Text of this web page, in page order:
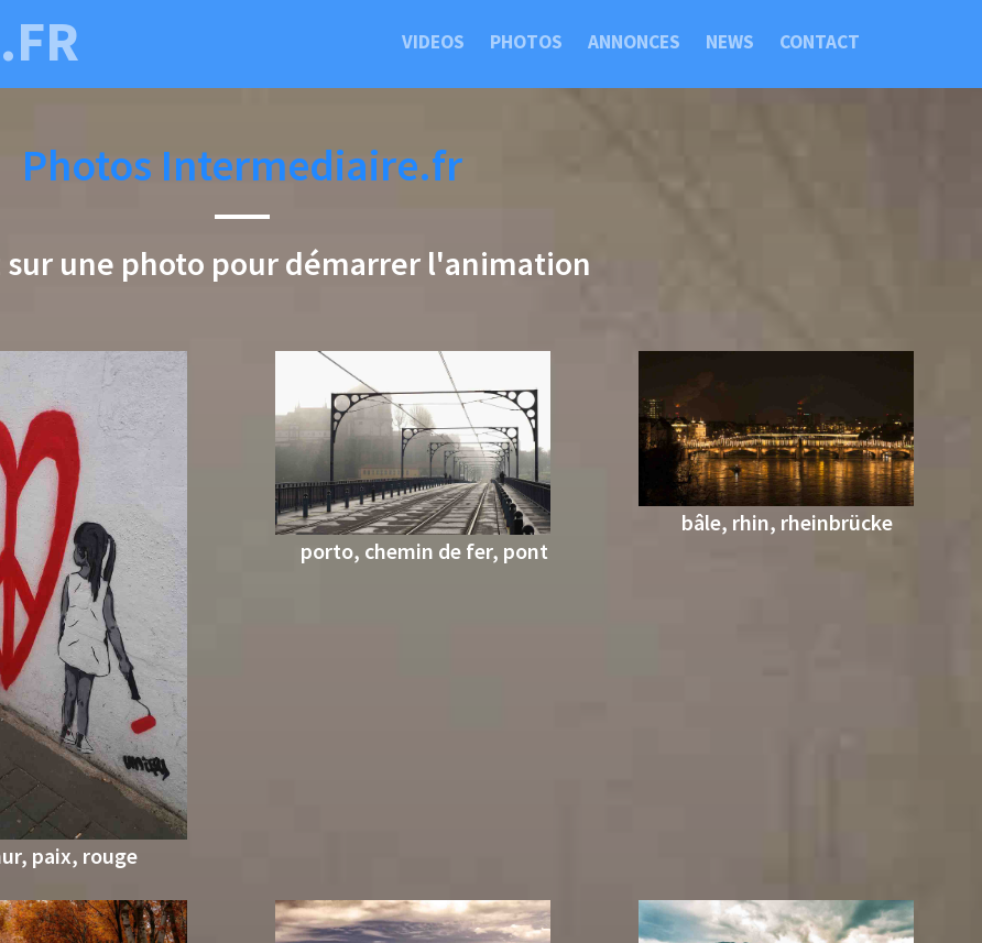
VIDEOS PHOTOS ANNONCES NEWS CONTACT
Photos Intermediaire.fr
sur une photo pour démarrer l'animation
paix, rouge
porto, chemin de fer, pont
bâle, rhin, rheinbrücke